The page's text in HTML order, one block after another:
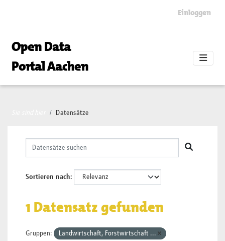
Einloggen
Open Data
Portal Aachen
Datensätze
Sortieren nach
1 Datensatz gefunden
Gruppen: Landwirtschaft, Forstwirtschaft ...